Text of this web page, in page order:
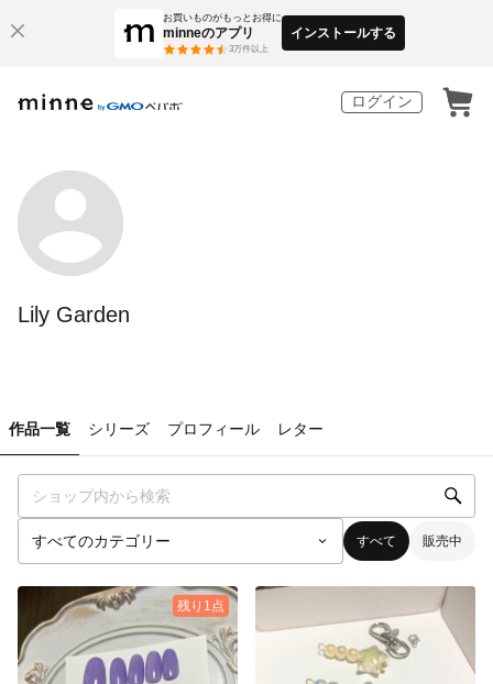
お買いものがもっとお得に
minneのアプリ
3万件以上
インストールする
ログイン
Lily Garden
作品一覧 シリーズ プロフィール レター
すべて 販売中
残り1点